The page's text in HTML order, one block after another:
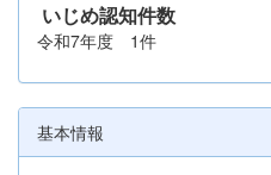
いじめ認知件数
令和7年度 1件
基本情報